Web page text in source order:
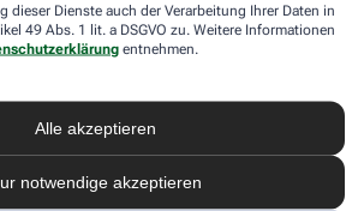
dieser Dienste auch der Verarbeitung Ihrer Daten in
49 Abs. 1 lit. a DSGVO zu. Weitere Informationen
entnehmen.
Alle akzeptieren
notwendige akzeptieren